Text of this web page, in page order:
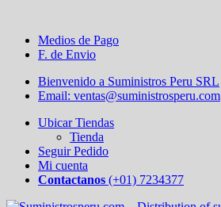
Medios de Pago
F. de Envio
Bienvenido a Suministros Peru SRL
Email: ventas@suministrosperu.com
Ubicar Tiendas
Tienda
Seguir Pedido
Mi cuenta
Contactanos (+01) 7234377